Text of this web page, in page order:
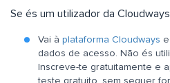
Se és um utilizador da
Vai à plataforma Cloudways
dados de acesso. Não és
Inscreve-te gratuitamente e